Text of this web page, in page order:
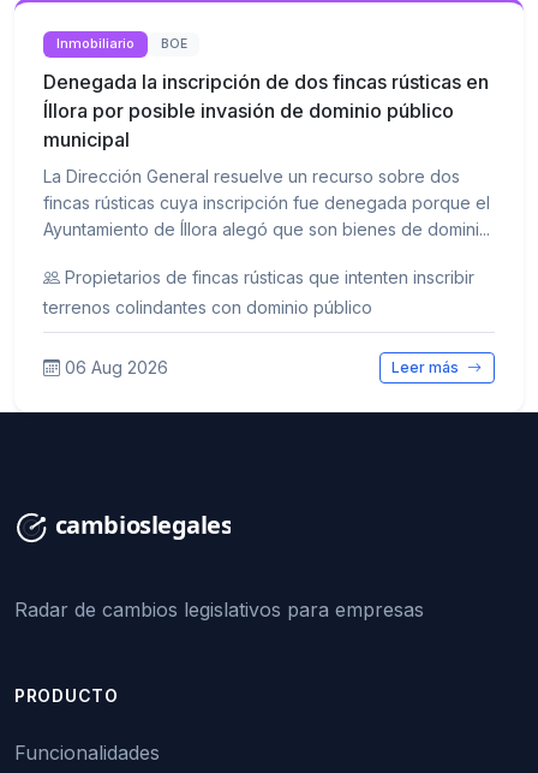
Inmobiliario BOE
Denegada la inscripción de dos fincas rústicas en
Íllora por posible invasión de dominio público
municipal
La Dirección General resuelve un recurso sobre dos
fincas rústicas cuya inscripción fue denegada porque el
Ayuntamiento de Íllora alegó que son bienes de domini...
Propietarios de fincas rústicas que intenten inscribir
terrenos colindantes con dominio público
06 Aug 2026 Leer más
Radar de cambios legislativos para empresas
PRODUCTO
Funcionalidades